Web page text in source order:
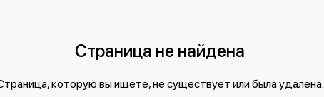
Страница не найдена
которую вы ищете, не существует или была удалена.